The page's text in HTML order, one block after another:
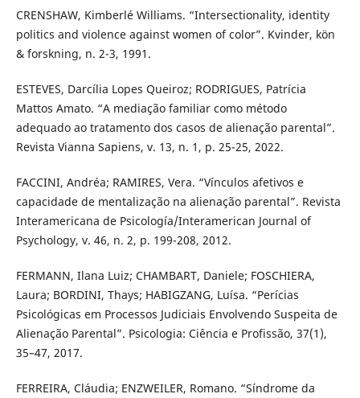
CRENSHAW, Kimberlé Williams. “Intersectionality, identity
politics and violence against women of color”. Kvinder, kön
& forskning, n. 2-3, 1991.
ESTEVES, Darcília Lopes Queiroz; RODRIGUES, Patrícia
Mattos Amato. “A mediação familiar como método
adequado ao tratamento dos casos de alienação parental”.
Revista Vianna Sapiens, v. 13, n. 1, p. 25-25, 2022.
FACCINI, Andréa; RAMIRES, Vera. “Vínculos afetivos e
capacidade de mentalização na alienação parental”. Revista
Interamericana de Psicología/Interamerican Journal of
Psychology, v. 46, n. 2, p. 199-208, 2012.
FERMANN, Ilana Luiz; CHAMBART, Daniele; FOSCHIERA,
Laura; BORDINI, Thays; HABIGZANG, Luísa. “Perícias
Psicológicas em Processos Judiciais Envolvendo Suspeita de
Alienação Parental”. Psicologia: Ciência e Profissão, 37(1),
35–47, 2017.
FERREIRA, Cláudia; ENZWEILER, Romano. “Síndrome da